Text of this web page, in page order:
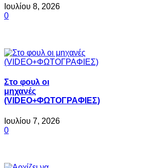
Ιουλίου 8, 2026
0
Στο φουλ οι
μηχανές
(VIDEO+ΦΩΤΟΓΡΑΦΙΕΣ)
Ιουλίου 7, 2026
0